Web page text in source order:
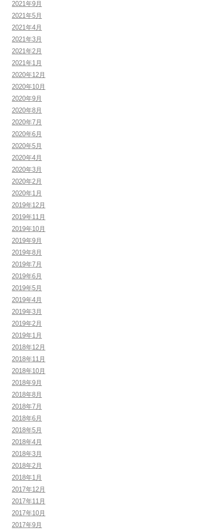
2021年9月
2021年5月
2021年4月
2021年3月
2021年2月
2021年1月
2020年12月
2020年10月
2020年9月
2020年8月
2020年7月
2020年6月
2020年5月
2020年4月
2020年3月
2020年2月
2020年1月
2019年12月
2019年11月
2019年10月
2019年9月
2019年8月
2019年7月
2019年6月
2019年5月
2019年4月
2019年3月
2019年2月
2019年1月
2018年12月
2018年11月
2018年10月
2018年9月
2018年8月
2018年7月
2018年6月
2018年5月
2018年4月
2018年3月
2018年2月
2018年1月
2017年12月
2017年11月
2017年10月
2017年9月